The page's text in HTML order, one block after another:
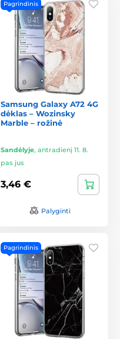
Pagrindinis
Samsung Galaxy A72 4G
dėklas – Wozinsky
Marble – rožinė
Sandėlyje, antradienį 11. 8.
pas jus
3,46 €
Palyginti
Pagrindinis